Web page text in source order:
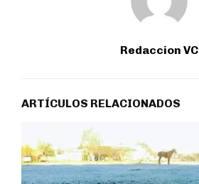
Redaccion VC
ARTÍCULOS RELACIONADOS